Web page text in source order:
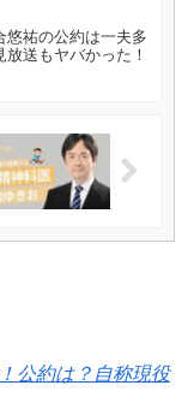
悠祐の公約は一夫多
送もヤバかった！
公約は？自称現役